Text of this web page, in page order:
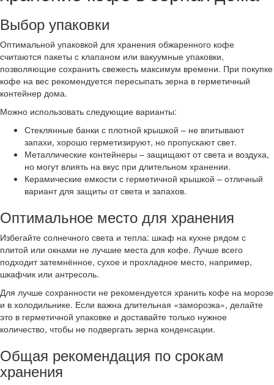
Выбор упаковки
Оптимальной упаковкой для хранения обжаренного кофе
считаются пакеты с клапаном или вакуумные упаковки,
позволяющие сохранить свежесть максимум времени. При покупке
кофе на вес рекомендуется пересыпать зерна в герметичный
контейнер дома.
Можно использовать следующие варианты:
Стеклянные банки с плотной крышкой – не впитывают
запахи, хорошо герметизируют, но пропускают свет.
Металлические контейнеры – защищают от света и воздуха,
но могут влиять на вкус при длительном хранении.
Керамические емкости с герметичной крышкой – отличный
вариант для защиты от света и запахов.
Оптимальное место для хранения
Избегайте солнечного света и тепла: шкаф на кухне рядом с
плитой или окнами не лучшие места для кофе. Лучше всего
подходит затемнённое, сухое и прохладное место, например,
шкафчик или антресоль.
Для лучше сохранности не рекомендуется хранить кофе на морозе
и в холодильнике. Если важна длительная «заморозка», делайте
это в герметичной упаковке и доставайте только нужное
количество, чтобы не подвергать зерна конденсации.
Общая рекомендация по срокам
хранения